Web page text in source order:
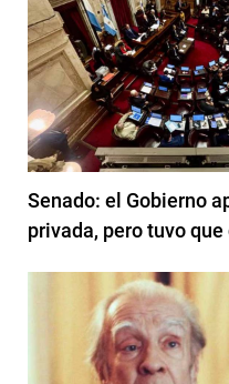
Senado: el Gobierno
privada, pero tuvo